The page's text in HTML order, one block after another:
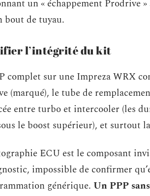
un « échappement Prodrive
bout de tuyau.
l’intégrité du kit
complet sur une Impreza WRX
(marqué), le tube de
entre turbo et intercooler (les
le boost supérieur), et surtout
ECU est le composant
impossible de confirmer
générique. Un PPP